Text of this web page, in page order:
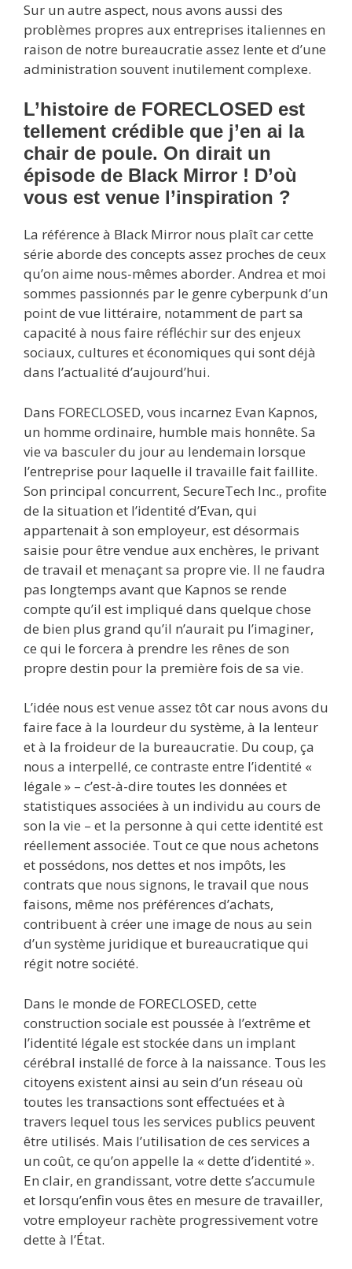
Sur un autre aspect, nous avons aussi des
problèmes propres aux entreprises italiennes en
raison de notre bureaucratie assez lente et d’une
administration souvent inutilement complexe.
L’histoire de FORECLOSED est
tellement crédible que j’en ai la
chair de poule. On dirait un
épisode de Black Mirror ! D’où
vous est venue l’inspiration ?
La référence à Black Mirror nous plaît car cette
série aborde des concepts assez proches de ceux
qu’on aime nous-mêmes aborder. Andrea et moi
sommes passionnés par le genre cyberpunk d’un
point de vue littéraire, notamment de part sa
capacité à nous faire réfléchir sur des enjeux
sociaux, cultures et économiques qui sont déjà
dans l’actualité d’aujourd’hui.
Dans FORECLOSED, vous incarnez Evan Kapnos,
un homme ordinaire, humble mais honnête. Sa
vie va basculer du jour au lendemain lorsque
l’entreprise pour laquelle il travaille fait faillite.
Son principal concurrent, SecureTech Inc., profite
de la situation et l’identité d’Evan, qui
appartenait à son employeur, est désormais
saisie pour être vendue aux enchères, le privant
de travail et menaçant sa propre vie. Il ne faudra
pas longtemps avant que Kapnos se rende
compte qu’il est impliqué dans quelque chose
de bien plus grand qu’il n’aurait pu l’imaginer,
ce qui le forcera à prendre les rênes de son
propre destin pour la première fois de sa vie.
L’idée nous est venue assez tôt car nous avons du
faire face à la lourdeur du système, à la lenteur
et à la froideur de la bureaucratie. Du coup, ça
nous a interpellé, ce contraste entre l’identité «
légale » – c’est-à-dire toutes les données et
statistiques associées à un individu au cours de
son la vie – et la personne à qui cette identité est
réellement associée. Tout ce que nous achetons
et possédons, nos dettes et nos impôts, les
contrats que nous signons, le travail que nous
faisons, même nos préférences d’achats,
contribuent à créer une image de nous au sein
d’un système juridique et bureaucratique qui
régit notre société.
Dans le monde de FORECLOSED, cette
construction sociale est poussée à l’extrême et
l’identité légale est stockée dans un implant
cérébral installé de force à la naissance. Tous les
citoyens existent ainsi au sein d’un réseau où
toutes les transactions sont effectuées et à
travers lequel tous les services publics peuvent
être utilisés. Mais l’utilisation de ces services a
un coût, ce qu’on appelle la « dette d’identité ».
En clair, en grandissant, votre dette s’accumule
et lorsqu’enfin vous êtes en mesure de travailler,
votre employeur rachète progressivement votre
dette à l’État.